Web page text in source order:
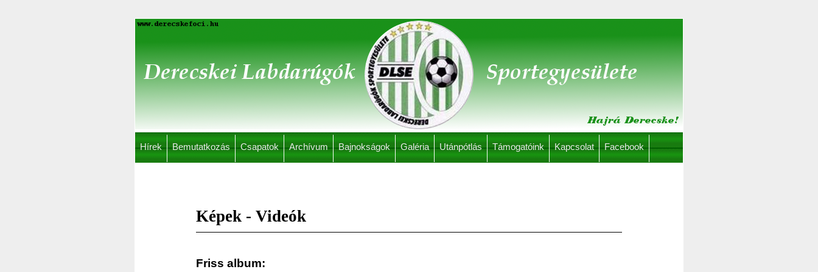
Hírek Bemutatkozás Csapatok Archívum Bajnokságok Galéria Utánpótlás Támogatóink Kapcsolat Facebook
Képek - Videók
Friss album: